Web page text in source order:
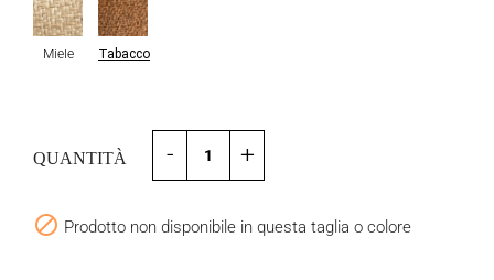
Miele Tabacco
QUANTITÀ - +
 Prodotto non disponibile in questa taglia o colore